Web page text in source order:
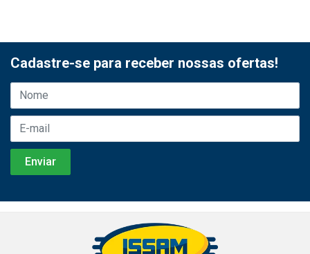
Cadastre-se para receber nossas ofertas!